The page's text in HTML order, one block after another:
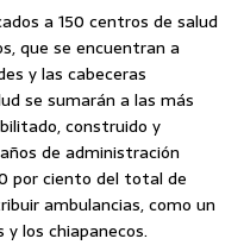
a 150 centros de salud
que se encuentran a
y las cabeceras
se sumarán a las más
construido y
de administración
por ciento del total de
ambulancias, como un
los chiapanecos.